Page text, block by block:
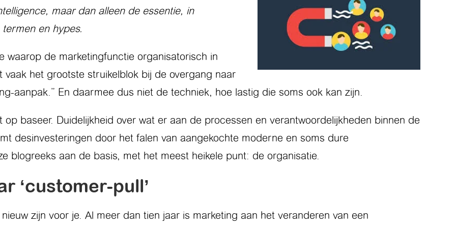
maar dan alleen de essentie, in
en hypes.
waarop de marketingfunctie organisatorisch in
het grootste struikelblok bij de overgang naar
aanpak.” En daarmee dus niet de techniek, hoe lastig die soms ook kan zijn.
baseer. Duidelijkheid over wat er aan de processen en verantwoordelijkheden binnen de
desinvesteringen door het falen van aangekochte moderne en soms dure
blogreeks aan de basis, met het meest heikele punt: de organisatie.
‘customer-pull’
zijn voor je. Al meer dan tien jaar is marketing aan het veranderen van een